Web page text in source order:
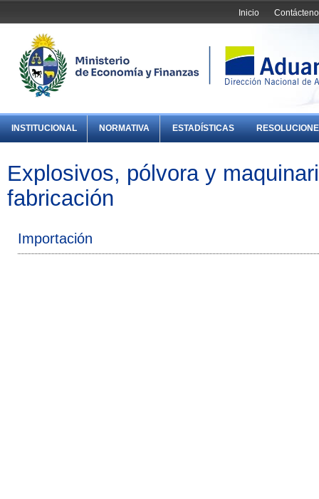
Inicio
INSTITUCIONAL NORMATIVA ESTADÍSTICAS
Explosivos, pólvora y
fabricación
Importación